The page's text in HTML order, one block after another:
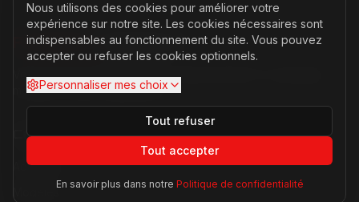
FERRARI PASSION
Votre source d'actualités sur l'univers Ferrari. F1, nouveaux
modèles, histoire légendaire.
Catégories
Actualités
Modèles
Nous utilisons des cookies pour améliorer votre
expérience sur notre site. Les cookies nécessaires sont
indispensables au fonctionnement du site. Vous pouvez
accepter ou refuser les cookies optionnels.
Personnaliser mes choix
Tout refuser
Tout accepter
En savoir plus dans notre Politique de confidentialité